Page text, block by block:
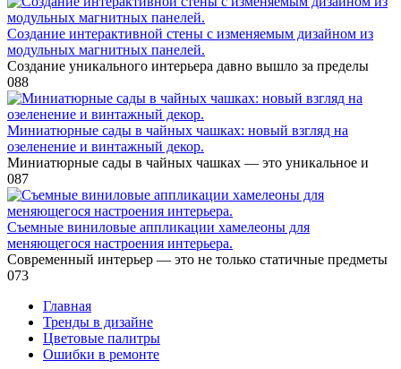
Создание интерактивной стены с изменяемым дизайном из
модульных магнитных панелей.
Создание уникального интерьера давно вышло за пределы
088
Миниатюрные сады в чайных чашках: новый взгляд на
озеленение и винтажный декор.
Миниатюрные сады в чайных чашках — это уникальное и
087
Съемные виниловые аппликации хамелеоны для
меняющегося настроения интерьера.
Современный интерьер — это не только статичные предметы
073
Главная
Тренды в дизайне
Цветовые палитры
Ошибки в ремонте